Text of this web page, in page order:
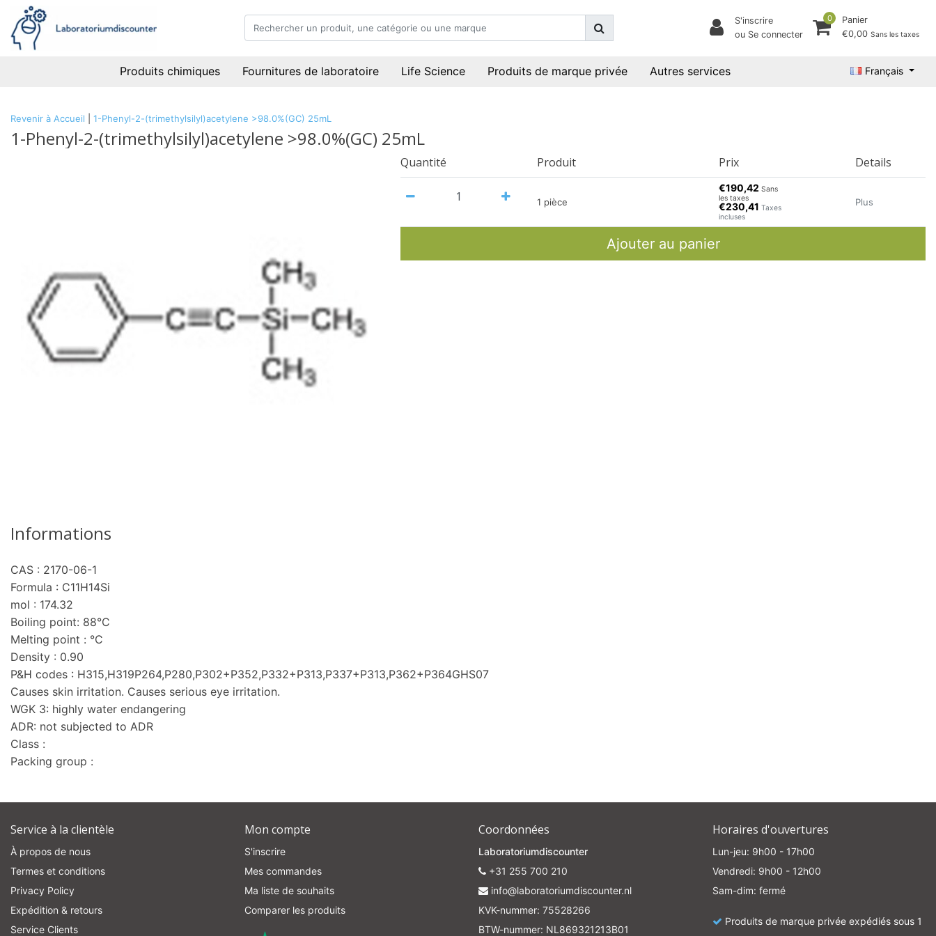
S'inscrire
ou Se connecter
0
Panier
€0,00 Sans les taxes
Produits chimiques Fournitures de laboratoire Life Science Produits de marque privée Autres services Français
Revenir à Accueil 1-Phenyl-2-(trimethylsilyl)acetylene >98.0%(GC) 25mL
1-Phenyl-2-(trimethylsilyl)acetylene >98.0%(GC) 25mL
Quantité Produit Prix Details
1 pièce
€190,42Sans
les taxes
€230,41Taxes
incluses
Plus
Ajouter au panier
Informations
CAS : 2170-06-1
Formula : C11H14Si
mol : 174.32
Boiling point: 88°C
Melting point : °C
Density : 0.90
P&H codes : H315,H319P264,P280,P302+P352,P332+P313,P337+P313,P362+P364GHS07
Causes skin irritation. Causes serious eye irritation.
WGK 3: highly water endangering
ADR: not subjected to ADR
Class :
Packing group :
Service à la clientèle
À propos de nous
Termes et conditions
Privacy Policy
Expédition & retours
Service Clients
Mon compte
S'inscrire
Mes commandes
Ma liste de souhaits
Comparer les produits
Coordonnées
Laboratoriumdiscounter
+31 255 700 210
info@laboratoriumdiscounter.nl
KVK-nummer: 75528266
BTW-nummer: NL869321213B01
Horaires d'ouvertures
Lun-jeu: 9h00 - 17h00
Vendredi: 9h00 - 12h00
Sam-dim: fermé
Produits de marque privée expédiés sous 1